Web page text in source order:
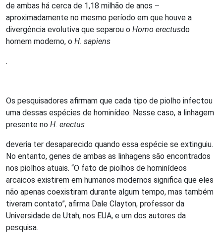
de ambas há cerca de 1,18 milhão de anos –
aproximadamente no mesmo período em que houve a
divergência evolutiva que separou o Homo erectusdo
homem moderno, o H. sapiens
.
Os pesquisadores afirmam que cada tipo de piolho infectou
uma dessas espécies de hominídeo. Nesse caso, a linhagem
presente no H. erectus
deveria ter desaparecido quando essa espécie se extinguiu.
No entanto, genes de ambas as linhagens são encontrados
nos piolhos atuais. “O fato de piolhos de hominídeos
arcaicos existirem em humanos modernos significa que eles
não apenas coexistiram durante algum tempo, mas também
tiveram contato”, afirma Dale Clayton, professor da
Universidade de Utah, nos EUA, e um dos autores da
pesquisa.